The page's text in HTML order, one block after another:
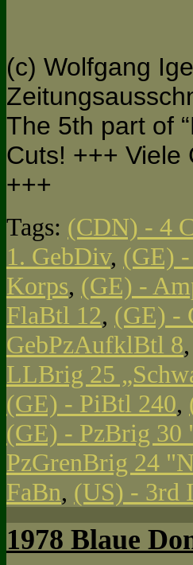
(c) Wolfgang
The 5th part of
Cuts! +++ Viele
+++
Tags: (CDN) - 4
1. GebDiv, (GE)
Korps, (GE) -
FlaBtl 12, (GE) -
GebPzAufklBtl 8,
LLBrig 25
(GE) - PiBtl 240,
(GE) - PzBrig 30
PzGrenBrig 24
FaBn, (US) - 3rd
1978 Blaue